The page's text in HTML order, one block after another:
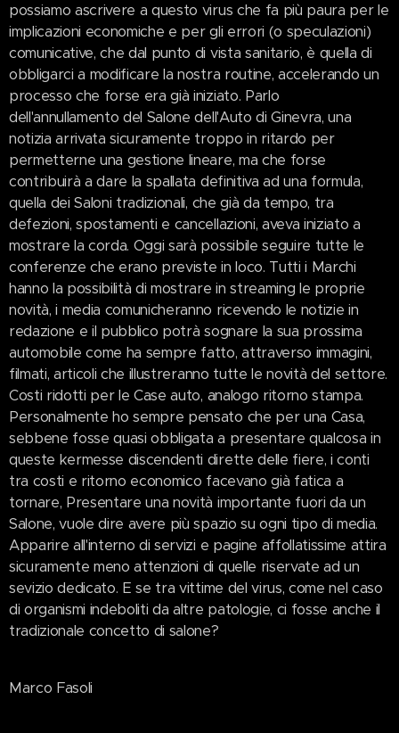
possiamo ascrivere a questo virus che fa più paura per le
implicazioni economiche e per gli errori (o speculazioni)
comunicative, che dal punto di vista sanitario, è quella di
obbligarci a modificare la nostra routine, accelerando un
processo che forse era già iniziato. Parlo
dell'annullamento del Salone dell'Auto di Ginevra, una
notizia arrivata sicuramente troppo in ritardo per
permetterne una gestione lineare, ma che forse
contribuirà a dare la spallata definitiva ad una formula,
quella dei Saloni tradizionali, che già da tempo, tra
defezioni, spostamenti e cancellazioni, aveva iniziato a
mostrare la corda. Oggi sarà possibile seguire tutte le
conferenze che erano previste in loco. Tutti i Marchi
hanno la possibilità di mostrare in streaming le proprie
novità, i media comunicheranno ricevendo le notizie in
redazione e il pubblico potrà sognare la sua prossima
automobile come ha sempre fatto, attraverso immagini,
filmati, articoli che illustreranno tutte le novità del settore.
Costi ridotti per le Case auto, analogo ritorno stampa.
Personalmente ho sempre pensato che per una Casa,
sebbene fosse quasi obbligata a presentare qualcosa in
queste kermesse discendenti dirette delle fiere, i conti
tra costi e ritorno economico facevano già fatica a
tornare, Presentare una novità importante fuori da un
Salone, vuole dire avere più spazio su ogni tipo di media.
Apparire all'interno di servizi e pagine affollatissime attira
sicuramente meno attenzioni di quelle riservate ad un
sevizio dedicato. E se tra vittime del virus, come nel caso
di organismi indeboliti da altre patologie, ci fosse anche il
tradizionale concetto di salone?
Marco Fasoli